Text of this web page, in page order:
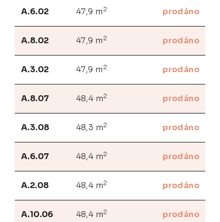
A.6.02 47,9 m 2 prodáno
A.8.02 47,9 m 2 prodáno
A.3.02 47,9 m 2 prodáno
A.8.07 48,4 m2 prodáno
A.3.08 48,3 m2 prodáno
A.6.07 48,4 m2 prodáno
A.2.08 48,4 m2 prodáno
A.10.06 48,4 m2 prodáno